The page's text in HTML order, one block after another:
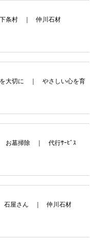
条村 ｜ 仲川石材
大切に ｜ やさしい心を育
墓掃除 ｜ 代行ｻｰﾋﾞｽ
屋さん ｜ 仲川石材